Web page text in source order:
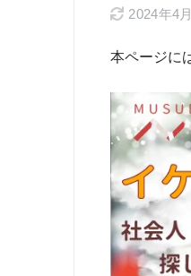
2024年4
本ページに